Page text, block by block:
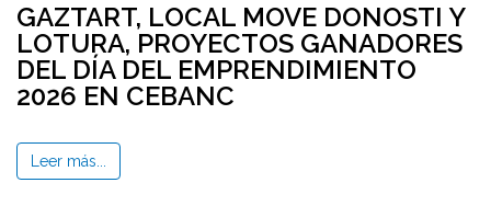
GAZTART, LOCAL MOVE DONOSTI Y
LOTURA, PROYECTOS GANADORES
DEL DÍA DEL EMPRENDIMIENTO
2026 EN CEBANC
Leer más...